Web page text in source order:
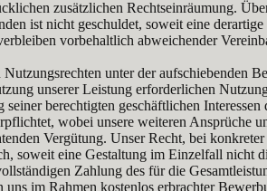
zusätzlichen Rechtseinräumung.
ist nicht geschuldet, soweit eine
vorbehaltlich abweichender
unter der
unserer Leistung erforderlichen
berechtigten geschäftlichen
wobei unsere weiteren Ansprüche
Vergütung. Unser Recht, bei
soweit eine Gestaltung im Einzelfall nicht
Zahlung des für die
im Rahmen kostenlos erbrachter